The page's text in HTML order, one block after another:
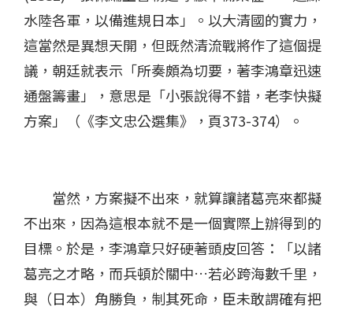
水陸各軍，以備進規日本」。以大清國的實力，
這當然是異想天開，但既然清流戰將作了這個提
議，朝廷就表示「所奏頗為切要，著李鴻章迅速
通盤籌畫」，意思是「小張說得不錯，老李快擬
方案」（《李文忠公選集》，頁373-374）。
當然，方案擬不出來，就算讓諸葛亮來都擬
不出來，因為這根本就不是一個實際上辦得到的
目標。於是，李鴻章只好硬著頭皮回答：「以諸
葛亮之才略，而兵頓於關中…若必跨海數千里，
與（日本）角勝負，制其死命，臣未敢謂確有把